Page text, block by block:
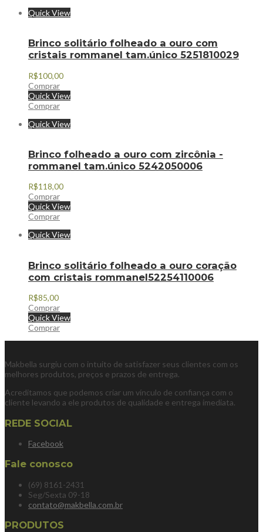
Quick View
Brinco solitário folheado a ouro com
cristais rommanel tam.único 5251810029
R$100,00
Comprar
Quick View
Comprar
Quick View
Brinco folheado a ouro com zircônia -
rommanel tam.único 5242050006
R$118,00
Comprar
Quick View
Comprar
Quick View
Brinco solitário folheado a ouro coração
com cristais rommanel52254110006
R$85,00
Comprar
Quick View
Comprar
Makbella surgiu com o intuito de satisfazer seus clientes com os
melhores produtos, preços e prazos de entrega.
Acreditamos que podemos criar um vínculo de confiança com o
cliente levando a ele produtos de qualidade e entrega imediata.
REDE SOCIAL
Facebook
Fale conosco
(69) 8161-2431
Seg/Sexta 09-18
contato@makbella.com.br
PRODUTOS